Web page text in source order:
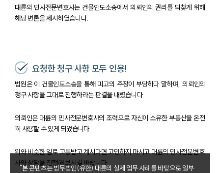
대륜의 민사전문변호사는 건물인도소송에서 의뢰인의 권리를 되찾게 위해
해당 변론을 제시하였습니다.
요청한 청구 사항 모두 인용!
법원은 이 건물인도소송을 통해 피고의 주장이 부당하다 말하며, 의뢰인의
청구 사항을 그대로 진행하라는 판결을 내렸습니다.
의뢰인은 대륜의 민사전문변호사의 조력으로 자신이 소유한 부동산을 온전
히 사용할 수 있게 되었습니다.
위와 비슷한 일로 고통받고 계시다면 고민하지 마시고 대륜의 민사전문변호
사와 상담을 진행해 보시길 바랍니다.
"본 콘텐츠는 법무법인(유한) 대륜의 실제 업무 사례를 바탕으로 일부